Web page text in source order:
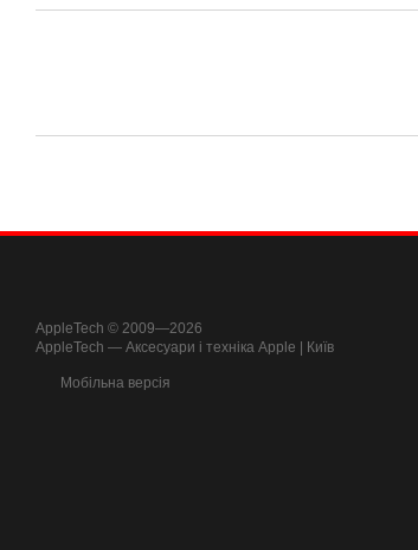
AppleTech © 2009—2026
AppleTech — Аксесуари і техніка Apple | Київ
Мобільна версія